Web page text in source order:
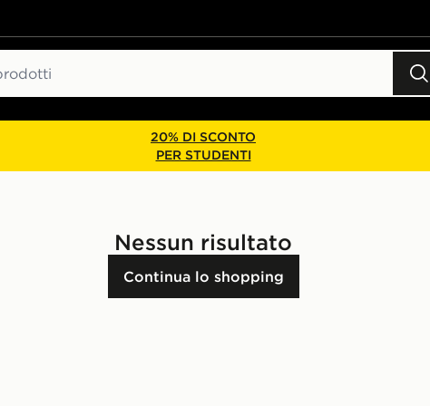
20% DI SCONTO
PER STUDENTI
Nessun risultato
Continua lo shopping